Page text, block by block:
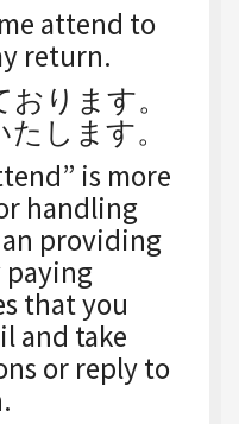
attend to
return.
ります。
します。
is more
handling
providing
paying
that you
and take
or reply to